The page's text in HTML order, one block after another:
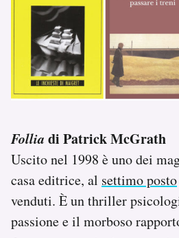
Follia di Patrick McGrath
Uscito nel 1998 è uno dei
casa editrice, al settimo posto
venduti. È un thriller
passione e il morboso